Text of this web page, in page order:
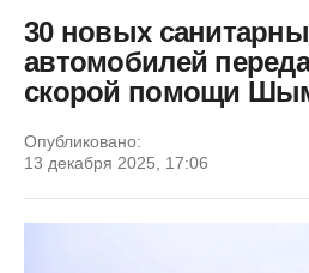
30 новых
автомобилей
скорой помощи
Опубликовано:
13 декабря 2025, 17:06